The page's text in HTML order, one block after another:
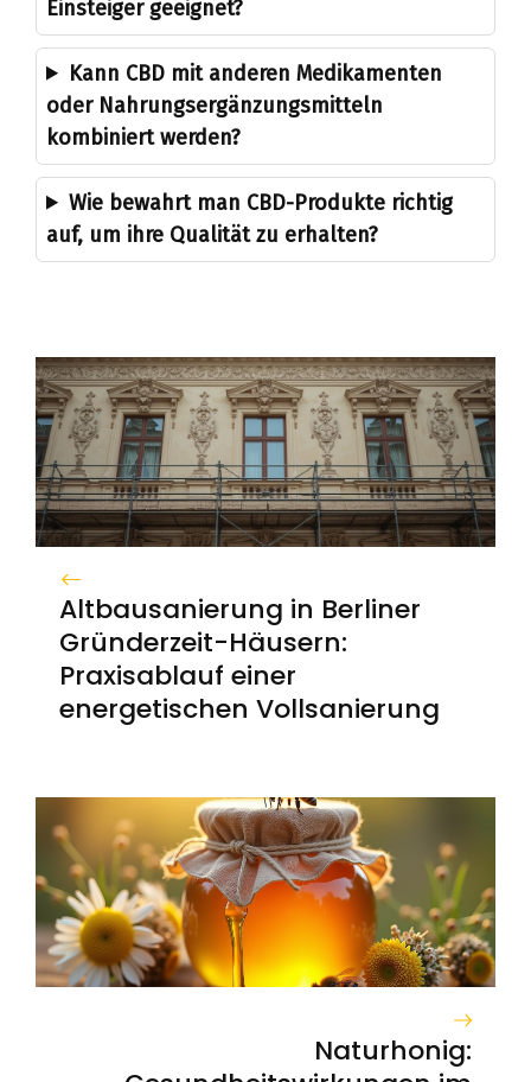
Einsteiger geeignet?
Kann CBD mit anderen Medikamenten
oder Nahrungsergänzungsmitteln
kombiniert werden?
Wie bewahrt man CBD-Produkte richtig
auf, um ihre Qualität zu erhalten?
Altbausanierung in Berliner
Gründerzeit-Häusern:
Praxisablauf einer
energetischen Vollsanierung
Naturhonig: